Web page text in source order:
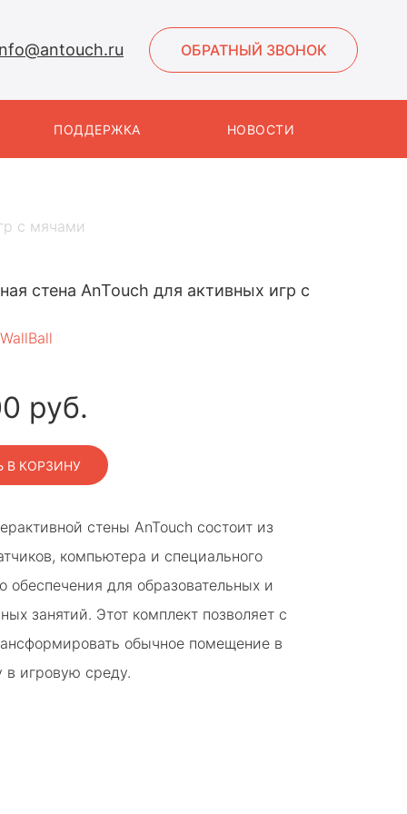
ОБРАТНЫЙ ЗВОНОК
ПОДДЕРЖКА НОВОСТИ
с мячами
стена AnTouch для активных игр с
руб.
В КОРЗИНУ
стены AnTouch состоит из
компьютера и специального
обеспечения для образовательных и
занятий. Этот комплект позволяет с
обычное помещение в
в игровую среду.